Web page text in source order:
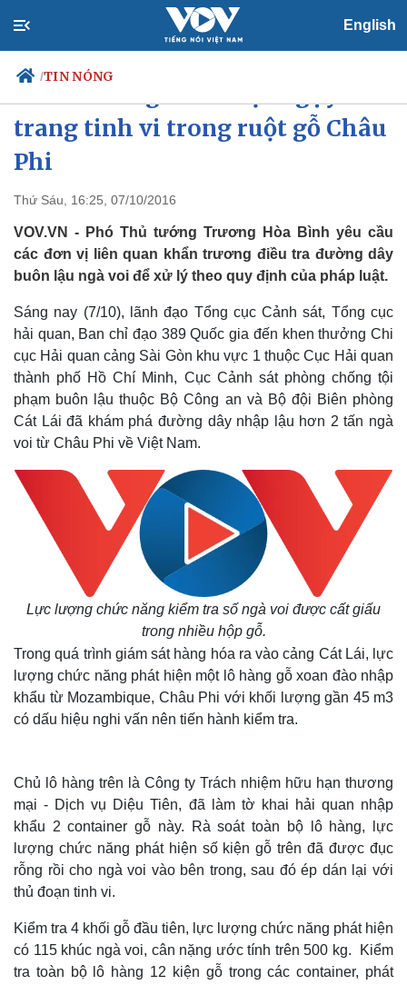
English
/TIN NÓNG
Chính trị
Đảng
Quốc hội
Nhận diện sự thật
Giáo dục
Dấu ấn VOV
Việc làm
trang tinh vi trong ruột gỗ Châu
Phi
Thứ Sáu, 16:25, 07/10/2016
VOV.VN - Phó Thủ tướng Trương Hòa Bình yêu cầu
các đơn vị liên quan khẩn trương điều tra đường dây
buôn lậu ngà voi để xử lý theo quy định của pháp luật.
Sáng nay (7/10), lãnh đạo Tổng cục Cảnh sát, Tổng cục
hải quan, Ban chỉ đạo 389 Quốc gia đến khen thưởng Chi
cục Hải quan cảng Sài Gòn khu vực 1 thuộc Cục Hải quan
thành phố Hồ Chí Minh, Cục Cảnh sát phòng chống tội
phạm buôn lậu thuộc Bộ Công an và Bộ đội Biên phòng
Cát Lái đã khám phá đường dây nhập lậu hơn 2 tấn ngà
voi từ Châu Phi về Việt Nam.
Lực lượng chức năng kiểm tra số ngà voi được cất giấu
trong nhiều hộp gỗ.
Trong quá trình giám sát hàng hóa ra vào cảng Cát Lái, lực
lượng chức năng phát hiện một lô hàng gỗ xoan đào nhập
khẩu từ Mozambique, Châu Phi với khối lượng gần 45 m3
có dấu hiệu nghi vấn nên tiến hành kiểm tra.
Chủ lô hàng trên là Công ty Trách nhiệm hữu hạn thương
mại - Dịch vụ Diệu Tiên, đã làm tờ khai hải quan nhập
khẩu 2 container gỗ này. Rà soát toàn bộ lô hàng, lực
lượng chức năng phát hiện số kiện gỗ trên đã được đục
rỗng rồi cho ngà voi vào bên trong, sau đó ép dán lại với
thủ đoạn tinh vi.
Kiểm tra 4 khối gỗ đầu tiên, lực lượng chức năng phát hiện
có 115 khúc ngà voi, cân nặng ước tính trên 500 kg. Kiểm
tra toàn bộ lô hàng 12 kiện gỗ trong các container, phát